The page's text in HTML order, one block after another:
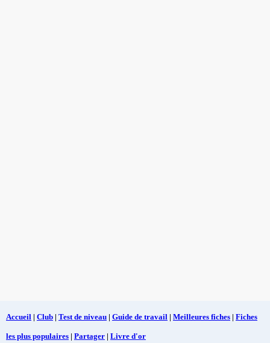
Accueil | Club | Test de niveau | Guide de travail | Meilleures fiches | Fiches
les plus populaires | Partager | Livre d'or